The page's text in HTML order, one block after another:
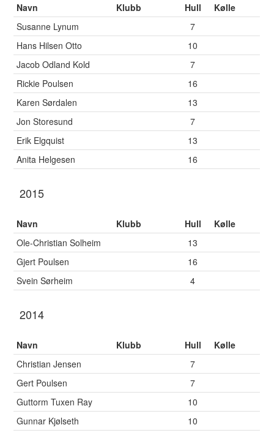
Navn Klubb Hull
Kølle
Susanne Lynum
7
Hans Hilsen Otto
10
Jacob Odland Kold
7
Rickie Poulsen
16
Karen Sørdalen
13
Jon Storesund
7
Erik Elgquist
13
Anita Helgesen
16
2015
Navn Klubb Hull
Kølle
Ole-Christian Solheim
13
Gjert Poulsen
16
Svein Sørheim
4
2014
Navn Klubb Hull
Kølle
Christian Jensen
7
Gert Poulsen
7
Guttorm Tuxen Ray
10
Gunnar Kjølseth
10